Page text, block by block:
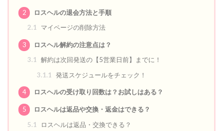
2
ロスヘルの退会方法と手順
2.1
マイページの削除方法
3
ロスヘル解約の注意点は？
3.1 解約は次回発送の【5営業日前】までに！
3.1.1
発送スケジュールをチェック！
4 ロスヘルの受け取り回数は？お試しはある？
5
ロスヘルは返品や交換・返金はできる？
5.1
ロスヘルは返品・交換できる？